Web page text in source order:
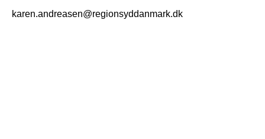
karen.andreasen@regionsyddanmark.dk